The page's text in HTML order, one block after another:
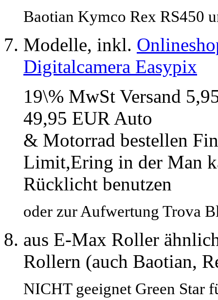
Baotian Kymco Rex RS450
Modelle, inkl.
Digitalcamera Easypix
19\% MwSt Versand
49,95 EUR Auto
& Motorrad bestellen
Limit,Ering in der Man
Rücklicht benutzen
oder zur Aufwertung Trova
aus E-Max Roller
Rollern (auch Baotian,
NICHT geeignet Green Star